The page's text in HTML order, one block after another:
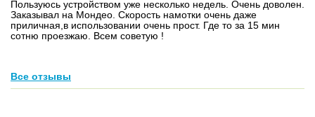
Пользуюсь устройством уже несколько недель. Очень доволен.
Заказывал на Мондео. Скорость намотки очень даже
приличная,в использовании очень прост. Где то за 15 мин
сотню проезжаю. Всем советую !
Все отзывы